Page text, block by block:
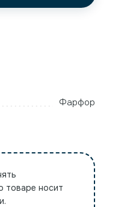
Фарфор
товаре носит